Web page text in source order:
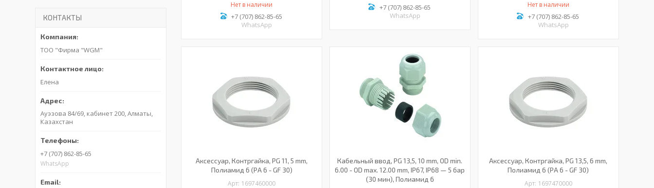
Нет в наличии
+7 (707) 862-85-65
WhatsApp
+7 (707) 862-85-65
WhatsApp
Нет в наличии
+7 (707) 862-85-65
WhatsApp
Аксессуар, Контргайка, PG 11, 5 mm,
Полиамид 6 (PA 6 - GF 30)
1697460000
Кабельный ввод, PG 13,5, 10 mm, OD min.
6.00 - OD max. 12.00 mm, IP67, IP68 — 5 бар
(30 мин), Полиамид 6
Аксессуар, Контргайка, PG 13,5, 6 mm,
Полиамид 6 (PA 6 - GF 30)
1697470000
КОНТАКТЫ
ТОО "Фирма "WGM"
Елена
Ауэзова 84/69, кабинет 200, Алматы,
Казахстан
+7 (707) 862-85-65
WhatsApp